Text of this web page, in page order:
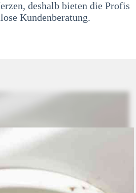
deshalb bieten die Profis
Kundenberatung.